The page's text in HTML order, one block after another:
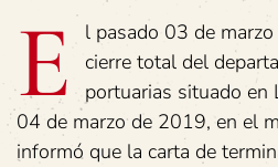
E
l pasado 03 de
cierre total del
portuarias situado en
04 de marzo de 2019, en el
informó que la carta de